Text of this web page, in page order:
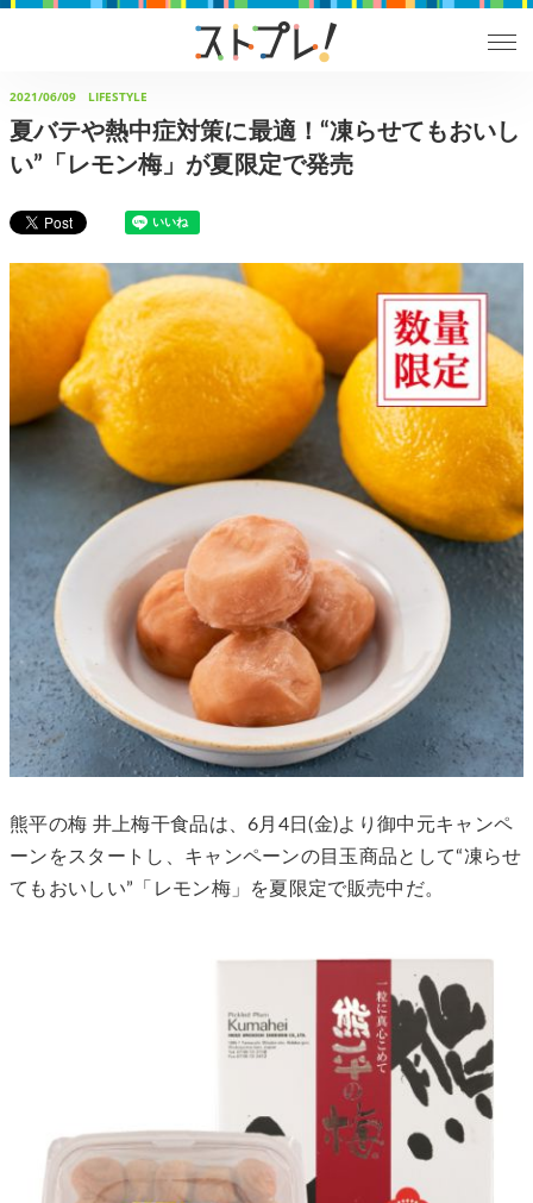
2021/06/09 LIFESTYLE
夏バテや熱中症対策に最適！“凍らせてもおいし
い”「レモン梅」が夏限定で発売
熊平の梅 井上梅干食品は、6月4日(金)より御中元キャンペ
ーンをスタートし、キャンペーンの目玉商品として“凍らせ
てもおいしい”「レモン梅」を夏限定で販売中だ。